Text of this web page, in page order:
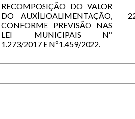
RECOMPOSIÇÃO DO VALOR
DO AUXÍLIOALIMENTAÇÃO,
CONFORME PREVISÃO NAS
LEI MUNICIPAIS Nº
1.273/2017 E Nº1.459/2022.